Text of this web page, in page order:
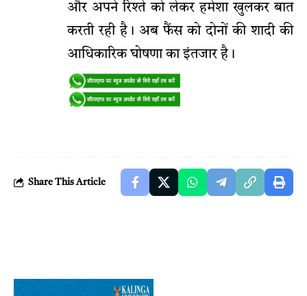
और अपने रिश्ते को लेकर हमेशा खुलकर बात
करती रही है। अब फैंस को दोनों की शादी की
आधिकारिक घोषणा का इंतजार है।
Share This Article